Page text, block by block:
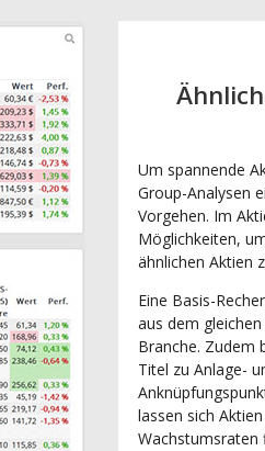
Um spannende
Group-Analysen
Vorgehen. Im
Möglichkeiten,
ähnlichen Aktien
Eine Basis-
aus dem
Branche. Zudem
Titel zu Anlage-
lassen sich
Wachstumsraten